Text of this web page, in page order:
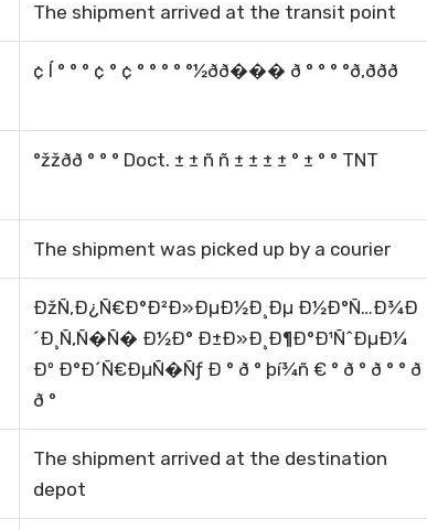
The shipment arrived at the transit point
¢ Í ° ° ° ¢ ° ¢ ° ° ° ° °½ðð��� ð ° ° ° °ð,ððð
°žžðð ° ° ° Doct. ± ± ñ ñ ± ± ± ± ° ± ° ° TNT
The shipment was picked up by a courier
ÐžÑ‚Ð¿Ñ€Ð°Ð²Ð»ÐµÐ½Ð¸Ðµ Ð½Ð°Ñ…Ð¾Ð
´Ð¸Ñ‚Ñ�Ñ� Ð½Ð° Ð±Ð»Ð¸Ð¶Ð°Ð¹ÑˆÐµÐ¼
Ðº Ð°Ð´Ñ€ÐµÑ�Ñƒ Ð ° ð ° þí¾ñ € ° ð ° ð ° ° ð
ð °
The shipment arrived at the destination
depot